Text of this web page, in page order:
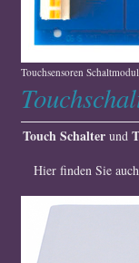
Touchsensoren
Touch Schalterund
Hier finden Sie auch